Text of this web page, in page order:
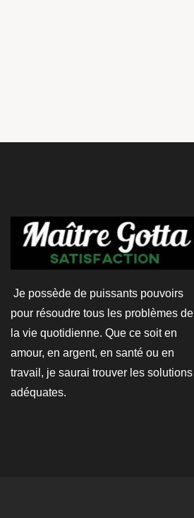
Je possède de puissants pouvoirs
pour résoudre tous les problèmes de
la vie quotidienne. Que ce soit en
amour, en argent, en santé ou en
travail, je saurai trouver les solutions
adéquates.